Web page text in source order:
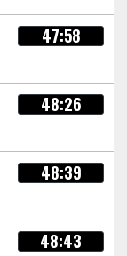
47:58
48:26
48:39
48:43